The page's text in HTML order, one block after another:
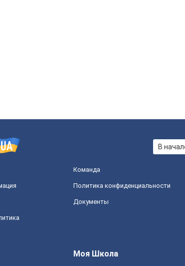
В
Команда
Политика конфиденциальности
Документы
Моя Школа